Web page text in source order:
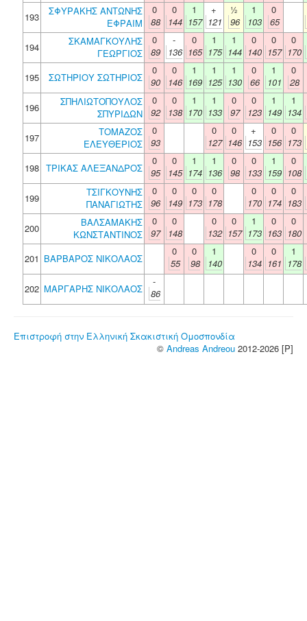
193
ΣΦΥΡΑΚΗΣ ΑΝΤΩΝΗΣ
ΕΦΡΑΙΜ
0
88
0
144
1
157
+
121
½
96
1
103
0
65
194
ΣΚΑΜΑΓΚΟΥΛΗΣ
ΓΕΩΡΓΙΟΣ
0
89
-
136
0
165
1
175
1
144
0
140
0
157
0
170
195
ΣΩΤΗΡΙΟΥ ΣΩΤΗΡΙΟΣ
0
90
0
146
1
169
1
125
1
130
0
66
1
101
0
28
196
ΣΠΗΛΙΩΤΟΠΟΥΛΟΣ
ΣΠΥΡΙΔΩΝ
0
92
0
138
1
170
1
133
0
97
0
123
1
149
1
134
197
ΤΟΜΑΖΟΣ
ΕΛΕΥΘΕΡΙΟΣ
0
93
0
127
0
146
+
153
0
156
0
173
198 ΤΡΙΚΑΣ ΑΛΕΞΑΝΔΡΟΣ
0
95
0
145
1
174
1
136
0
98
0
133
1
159
0
108
199
ΤΣΙΓΚΟΥΝΗΣ
ΠΑΝΑΓΙΩΤΗΣ
0
96
0
149
0
173
0
178
0
170
0
174
0
183
200
ΒΑΛΣΑΜΑΚΗΣ
ΚΩΝΣΤΑΝΤΙΝΟΣ
0
97
0
148
0
132
0
157
1
173
0
163
0
180
201 ΒΑΡΒΑΡΟΣ ΝΙΚΟΛΑΟΣ
0
55
0
98
1
140
0
134
0
161
1
178
202 ΜΑΡΓΑΡΗΣ ΝΙΚΟΛΑΟΣ
-
86
Επιστροφή στην Ελληνική Σκακιστική Ομοσπονδία
© Andreas Andreou 2012-2026 [P]